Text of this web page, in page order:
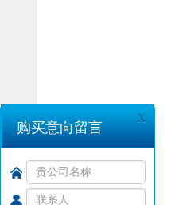
购买意向留言
x